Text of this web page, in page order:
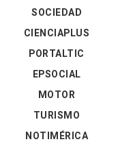
SOCIEDAD
CIENCIAPLUS
PORTALTIC
EPSOCIAL
MOTOR
TURISMO
NOTIMÉRICA